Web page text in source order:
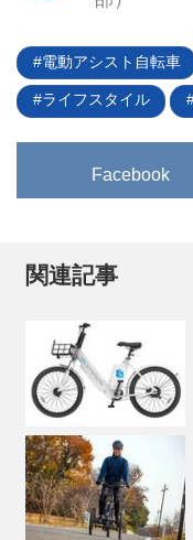
電動アシスト自転車
ライフスタイル
Facebook
関連記事